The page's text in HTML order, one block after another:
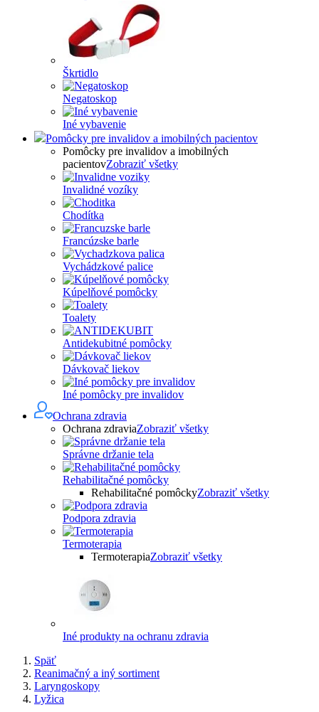
Škrtidlo
Negatoskop
Iné vybavenie
Pomôcky pre invalidov a imobilných pacientov
Pomôcky pre invalidov a imobilných
pacientovZobraziť všetky
Invalidné vozíky
Chodítka
Francúzske barle
Vychádzkové palice
Kúpelňové pomôcky
Toalety
Antidekubitné pomôcky
Dávkovač liekov
Iné pomôcky pre invalidov
Ochrana zdravia
Ochrana zdraviaZobraziť všetky
Správne držanie tela
Rehabilitačné pomôcky
Rehabilitačné pomôckyZobraziť všetky
Podpora zdravia
Termoterapia
TermoterapiaZobraziť všetky
Iné produkty na ochranu zdravia
Späť
Reanimačný a iný sortiment
Laryngoskopy
Lyžica